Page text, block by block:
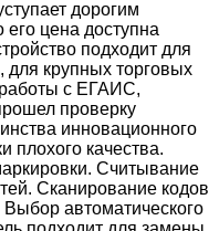
дорогим
цена доступна
подходит для
для крупных торговых
с ЕГАИС,
проверку
инновационного
плохого качества.
Считывание
Сканирование кодов
автоматического